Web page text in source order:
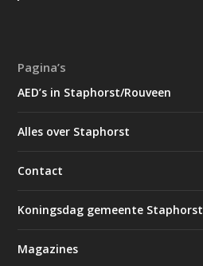
Pagina’s
AED’s in Staphorst/Rouveen
Alles over Staphorst
Contact
Koningsdag gemeente Staphorst
Magazines